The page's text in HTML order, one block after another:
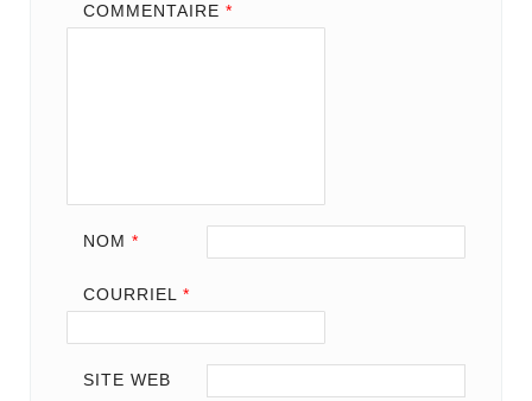
COMMENTAIRE *
NOM *
COURRIEL *
SITE WEB